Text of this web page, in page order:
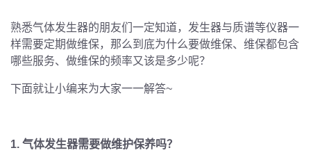
熟悉气体发生器的朋友们一定知道，发生器与质谱等仪器一
样需要定期做维保，那么到底为什么要做维保、维保都包含
哪些服务、做维保的频率又该是多少呢？
下面就让小编来为大家一一解答~
1. 气体发生器需要做维护保养吗？